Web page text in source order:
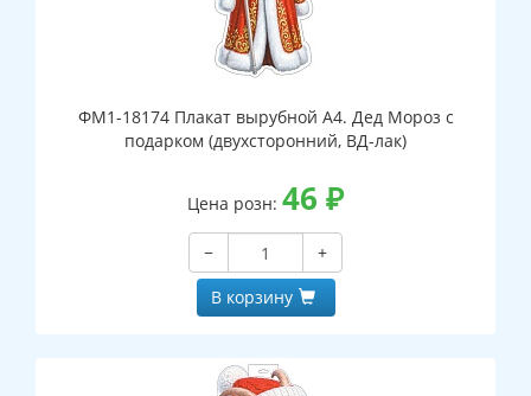
ФМ1-18174 Плакат вырубной А4. Дед Мороз с
подарком (двухсторонний, ВД-лак)
Цена розн: 46 ₽
−
+
В корзину